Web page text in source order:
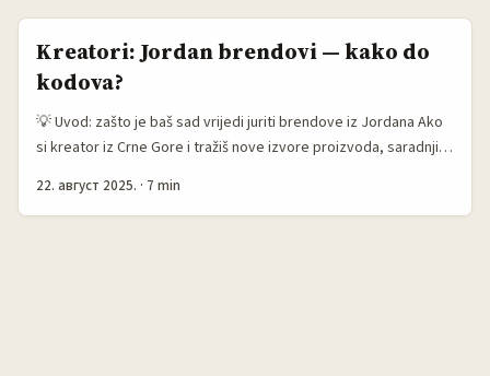
Kreatori: Jordan brendovi — kako do
kodova?
💡 Uvod: zašto je baš sad vrijedi juriti brendove iz Jordana Ako
si kreator iz Crne Gore i tražiš nove izvore proizvoda, saradnji i
Turizam i lifestyle brendovi u toj regiji su posljednje godine u
22. август 2025. · 7 min